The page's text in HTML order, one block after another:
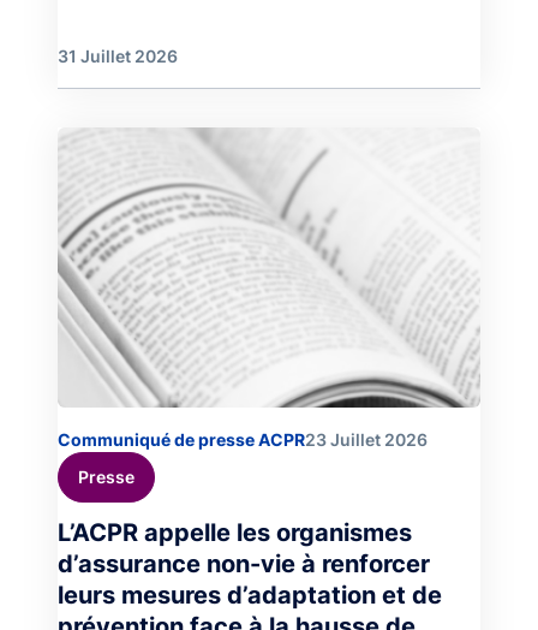
31 Juillet 2026
Image
Communiqué de presse ACPR23 Juillet 2026
Presse
L’ACPR appelle les organismes
d’assurance non-vie à renforcer
leurs mesures d’adaptation et de